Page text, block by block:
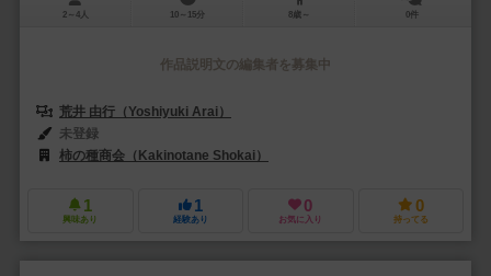
2～4人 10～15分 8歳～ 0件
作品説明文の編集者を募集中
荒井 由行（Yoshiyuki Arai）
未登録
柿の種商会（Kakinotane Shokai）
1
興味あり
1
経験あり
0
お気に入り
0
持ってる